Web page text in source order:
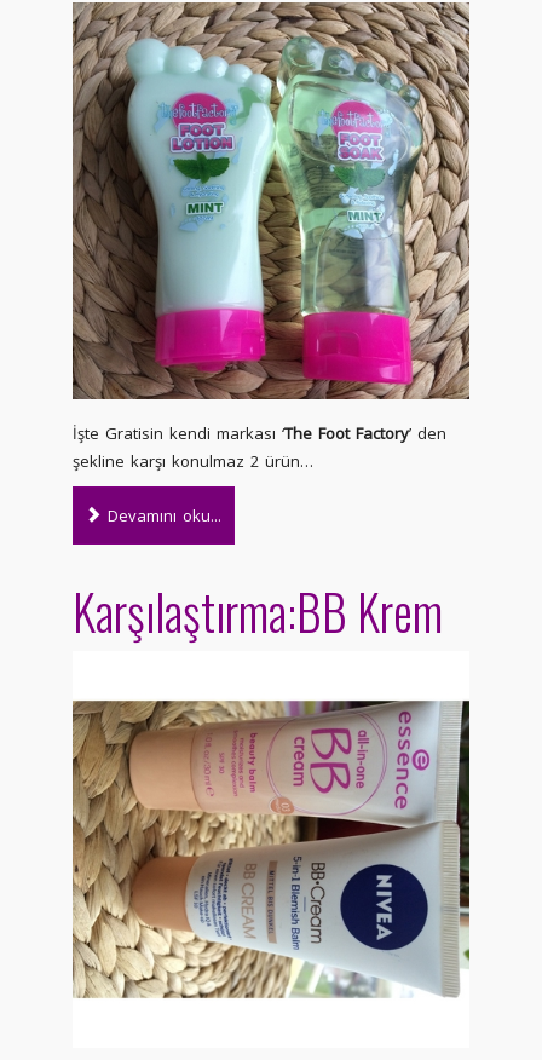
İşte Gratisin kendi markası ‘The Foot Factory’ den
şekline karşı konulmaz 2 ürün…
Devamını oku...
Karşılaştırma:BB Krem